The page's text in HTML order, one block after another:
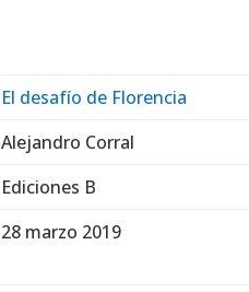
El desafío de Florencia
Alejandro Corral
Ediciones B
28 marzo 2019